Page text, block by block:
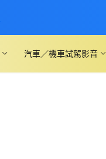
汽車／機車試駕影音